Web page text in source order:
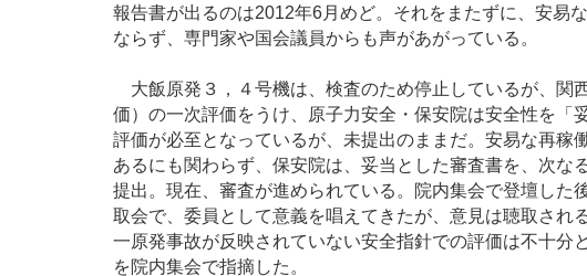
報告書が出るのは2012年6月めど。それをまたずに、安易
ならず、専門家や国会議員からも声があがっている。
大飯原発３，４号機は、検査のため停止しているが、関
価）の一次評価をうけ、原子力安全・保安院は安全性を「
評価が必至となっているが、未提出のままだ。安易な再稼
あるにも関わらず、保安院は、妥当とした審査書を、次な
提出。現在、審査が進められている。院内集会で登壇した
取会で、委員として意義を唱えてきたが、意見は聴取され
一原発事故が反映されていない安全指針での評価は不十分
を院内集会で指摘した。